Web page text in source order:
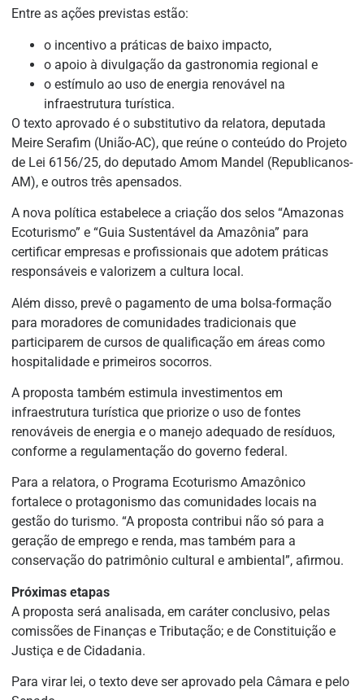
Entre as ações previstas estão:
o incentivo a práticas de baixo impacto,
o apoio à divulgação da gastronomia regional e
o estímulo ao uso de energia renovável na
infraestrutura turística.
O texto aprovado é o substitutivo da relatora, deputada
Meire Serafim (União-AC), que reúne o conteúdo do Projeto
de Lei 6156/25, do deputado Amom Mandel (Republicanos-
AM), e outros três apensados.
A nova política estabelece a criação dos selos “Amazonas
Ecoturismo” e “Guia Sustentável da Amazônia” para
certificar empresas e profissionais que adotem práticas
responsáveis e valorizem a cultura local.
Além disso, prevê o pagamento de uma bolsa-formação
para moradores de comunidades tradicionais que
participarem de cursos de qualificação em áreas como
hospitalidade e primeiros socorros.
A proposta também estimula investimentos em
infraestrutura turística que priorize o uso de fontes
renováveis de energia e o manejo adequado de resíduos,
conforme a regulamentação do governo federal.
Para a relatora, o Programa Ecoturismo Amazônico
fortalece o protagonismo das comunidades locais na
gestão do turismo. “A proposta contribui não só para a
geração de emprego e renda, mas também para a
conservação do patrimônio cultural e ambiental”, afirmou.
Próximas etapas
A proposta será analisada, em caráter conclusivo, pelas
comissões de Finanças e Tributação; e de Constituição e
Justiça e de Cidadania.
Para virar lei, o texto deve ser aprovado pela Câmara e pelo